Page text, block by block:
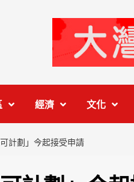
經濟 文化
計劃」今起接受申請